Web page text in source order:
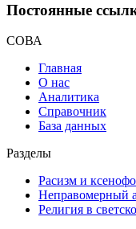
Постоянные
СОВА
Главная
О нас
Аналитика
Справочник
База данных
Разделы
Расизм и
Неправомерный
Религия в